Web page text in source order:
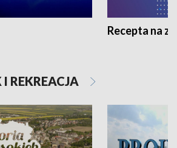
Recepta na
REKREACJA